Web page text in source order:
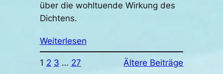
über die wohltuende Wirkung des
Dichtens.
Weiterlesen
1 2 3 … 27 Ältere Beiträge